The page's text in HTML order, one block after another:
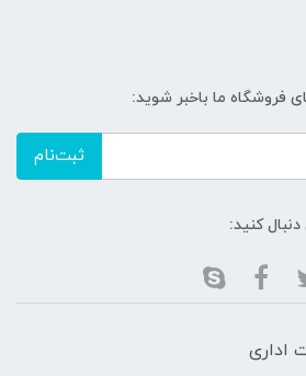
فروشگاه ما باخبر شوید:
ثبت‌نام
کنید:
اداری